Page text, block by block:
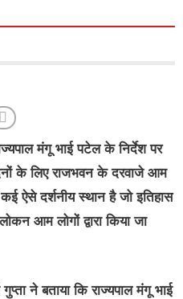
मंगू भाई पटेल के निर्देश पर
के लिए राजभवन के दरवाजे आम
ऐसे दर्शनीय स्थान है जो इतिहास
आम लोगों द्वारा किया जा
ने बताया कि राज्यपाल मंगू भाई